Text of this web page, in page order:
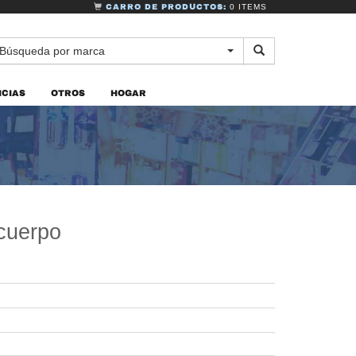
CARRO DE PRODUCTOS: 0 ITEMS
Búsqueda por marca
OTROS HOGAR